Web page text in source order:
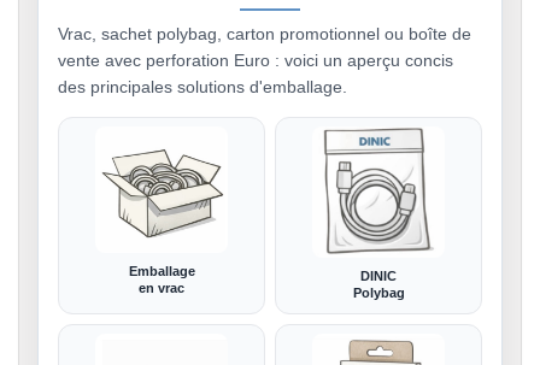
Vrac, sachet polybag, carton promotionnel ou boîte de
vente avec perforation Euro : voici un aperçu concis
des principales solutions d'emballage.
Emballage
en vrac
DINIC
Polybag